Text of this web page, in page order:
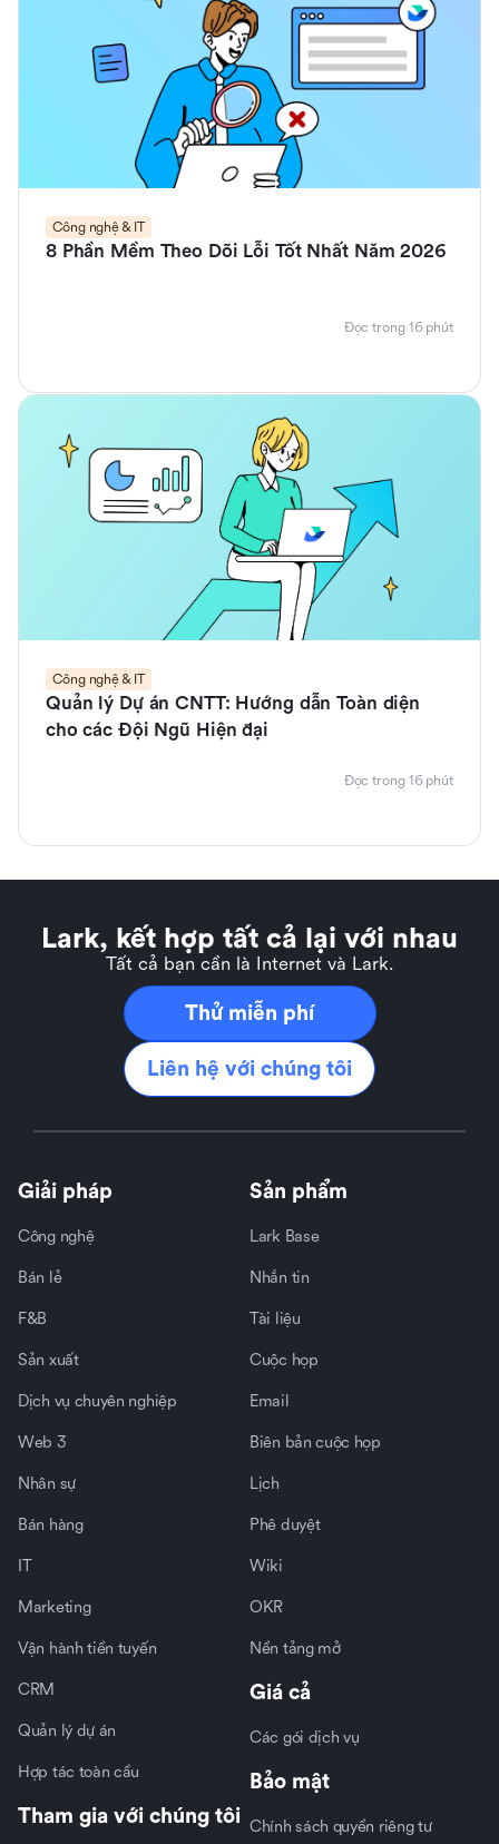
Công nghệ & IT
8 Phần Mềm Theo Dõi Lỗi Tốt Nhất Năm 2026
Đọc trong 16 phút
Công nghệ & IT
Quản lý Dự án CNTT: Hướng dẫn Toàn diện
cho các Đội Ngũ Hiện đại
Đọc trong 16 phút
Lark, kết hợp tất cả lại với nhau
Tất cả bạn cần là Internet và Lark.
Thử miễn phí
Liên hệ với chúng tôi
Giải pháp
Công nghệ
Bán lẻ
F&B
Sản xuất
Dịch vụ chuyên nghiệp
Web 3
Nhân sự
Bán hàng
IT
Marketing
Vận hành tiền tuyến
CRM
Quản lý dự án
Hợp tác toàn cầu
Tham gia với chúng tôi
Sản phẩm
Lark Base
Nhắn tin
Tài liệu
Cuộc họp
Email
Biên bản cuộc họp
Lịch
Phê duyệt
Wiki
OKR
Nền tảng mở
Giá cả
Các gói dịch vụ
Bảo mật
Chính sách quyền riêng tư